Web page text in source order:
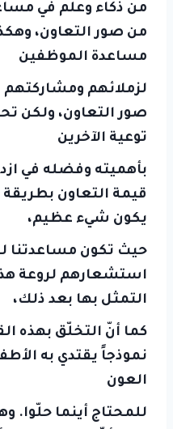
من ذكاء وعلم في
من صور التعاون،
مساعدة الموظفين
لزملائهم ومشاركتهم
صور التعاون، ولكن
توعية الآخرين
بأهميته وفضله في
قيمة التعاون بطريقة
يكون شيء عظيم،
حيث تكون مساعدتنا
استشعارهم لروعة
التمثل بها بعد ذلك،
كما أنّ التخلّق بهذه
نموذجاً يقتدي به
العون
للمحتاج أينما حلّوا.